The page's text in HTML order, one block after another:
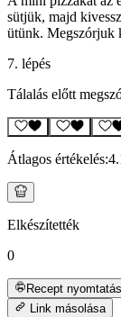
sütjük, majd
ütünk. Megszórjuk
7. lépés
Tálalás előtt
Átlagos értékelés:
Elkészítették
0
Recept
Link másolása